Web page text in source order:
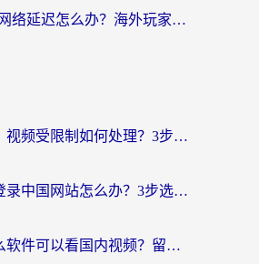
国外玩BanG网络延迟怎么办？海外玩家亲测有效的国服游戏加速指南
海外党必看：视频受限制如何处理？3步解决国内剧番“看不了”难题
在国外不能登录中国网站怎么办？3步选对回国加速器，无缝刷剧、办业务
在国外有什么软件可以看国内视频？留学生亲测的追剧救星来了